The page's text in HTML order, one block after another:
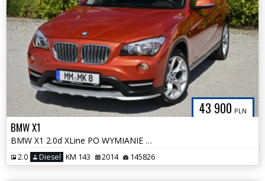
43 900 PLN
BMW X1
BMW X1 2.0d XLine PO WYMIANIE ROZRZĄDU Bezwypadkowa Tylko 145tys
2.0 Diesel KM 143 2014 145826